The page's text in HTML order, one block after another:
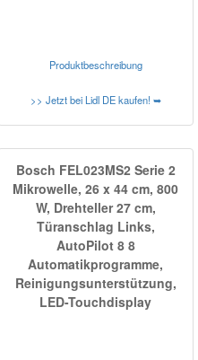
Produktbeschreibung
>> Jetzt bei Lidl DE kaufen! ➥
Bosch FEL023MS2 Serie 2
Mikrowelle, 26 x 44 cm, 800
W, Drehteller 27 cm,
Türanschlag Links,
AutoPilot 8 8
Automatikprogramme,
Reinigungsunterstützung,
LED-Touchdisplay